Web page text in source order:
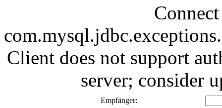
Client does not support
server; consider
Empfänger: